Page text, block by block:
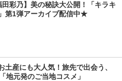
7023件
5.5
2131件
田彩乃】美の秘訣大公開！「キラキ
第1弾アーカイブ配信中★
土産にも大人気！旅先で出会う、
地元発のご当地コスメ」